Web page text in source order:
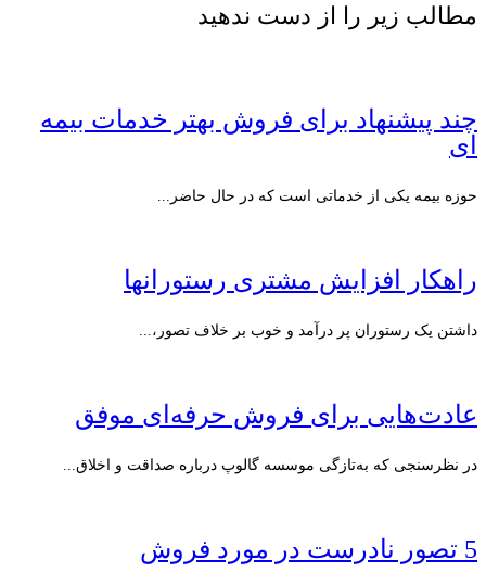
مطالب زیر را از دست ندهید
چند پیشنهاد برای فروش بهتر خدمات بیمه
ای
حوزه بیمه یکی از خدماتی است که در حال حاضر...
راهکار افزایش مشتری رستورانها‎
داشتن یک رستوران پر درآمد و خوب بر خلاف تصور،...
عادت‌هایی برای فروش حرفه‌ای موفق
در نظرسنجی که به‌تازگی موسسه گالوپ درباره صداقت و اخلاق...
5 تصور نادرست در مورد فروش